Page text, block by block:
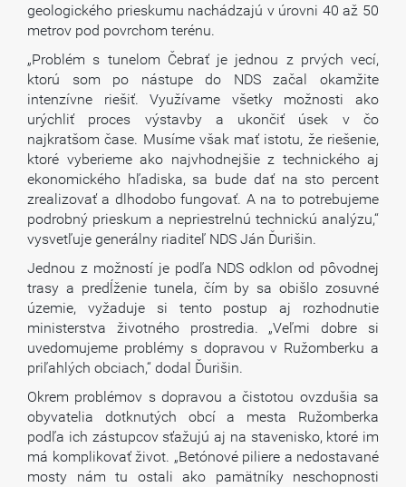
geologického prieskumu nachádzajú v úrovni 40 až 50
metrov pod povrchom terénu.
„Problém s tunelom Čebrať je jednou z prvých vecí,
ktorú som po nástupe do NDS začal okamžite
intenzívne riešiť. Využívame všetky možnosti ako
urýchliť proces výstavby a ukončiť úsek v čo
najkratšom čase. Musíme však mať istotu, že riešenie,
ktoré vyberieme ako najvhodnejšie z technického aj
ekonomického hľadiska, sa bude dať na sto percent
zrealizovať a dlhodobo fungovať. A na to potrebujeme
podrobný prieskum a nepriestrelnú technickú analýzu,“
vysvetľuje generálny riaditeľ NDS Ján Ďurišin.
Jednou z možností je podľa NDS odklon od pôvodnej
trasy a predĺženie tunela, čím by sa obišlo zosuvné
územie, vyžaduje si tento postup aj rozhodnutie
ministerstva životného prostredia. „Veľmi dobre si
uvedomujeme problémy s dopravou v Ružomberku a
priľahlých obciach,“ dodal Ďurišin.
Okrem problémov s dopravou a čistotou ovzdušia sa
obyvatelia dotknutých obcí a mesta Ružomberka
podľa ich zástupcov sťažujú aj na stavenisko, ktoré im
má komplikovať život. „Betónové piliere a nedostavané
mosty nám tu ostali ako pamätníky neschopnosti